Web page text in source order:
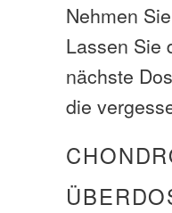
Nehmen
Lassen Sie
nächste
die